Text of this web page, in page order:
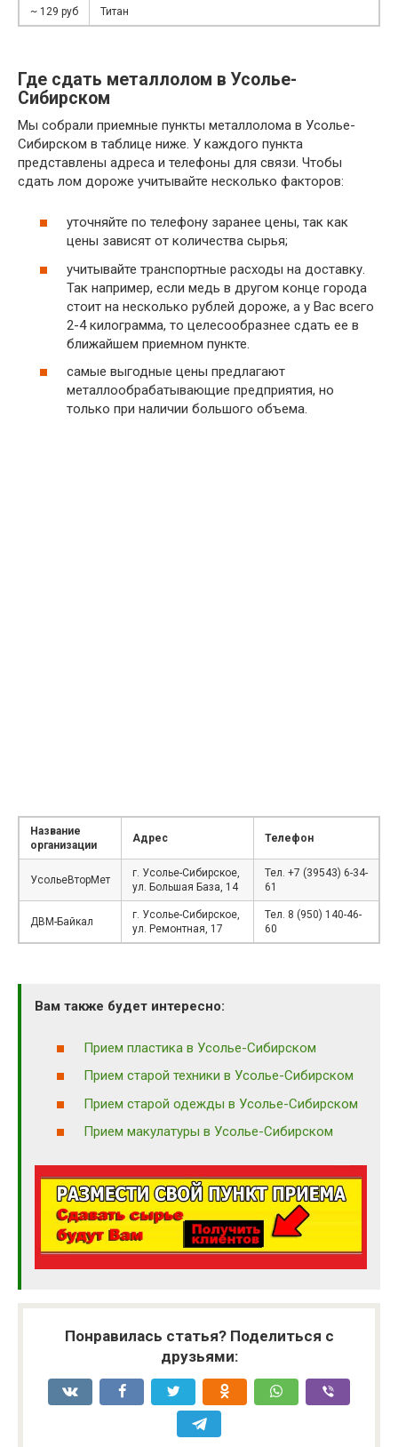
~ 129 руб Титан
Где сдать металлолом в Усолье-
Сибирском
Мы собрали приемные пункты металлолома в Усолье-
Сибирском в таблице ниже. У каждого пункта
представлены адреса и телефоны для связи. Чтобы
сдать лом дороже учитывайте несколько факторов:
уточняйте по телефону заранее цены, так как
цены зависят от количества сырья;
учитывайте транспортные расходы на доставку.
Так например, если медь в другом конце города
стоит на несколько рублей дороже, а у Вас всего
2-4 килограмма, то целесообразнее сдать ее в
ближайшем приемном пункте.
самые выгодные цены предлагают
металлообрабатывающие предприятия, но
только при наличии большого объема.
Название
организации
Адрес Телефон
УсольеВторМет
г. Усолье-Сибирское,
ул. Большая База, 14
Тел. +7 (39543) 6-34-
61
ДВМ-Байкал
г. Усолье-Сибирское,
ул. Ремонтная, 17
Тел. 8 (950) 140-46-
60
Вам также будет интересно:
Прием пластика в Усолье-Сибирском
Прием старой техники в Усолье-Сибирском
Прием старой одежды в Усолье-Сибирском
Прием макулатуры в Усолье-Сибирском
Понравилась статья? Поделиться с
друзьями: